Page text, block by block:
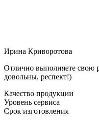
Ирина Криворотова
Отлично выполняете свою
довольны, респект!)
Качество продукции
Уровень сервиса
Срок изготовления